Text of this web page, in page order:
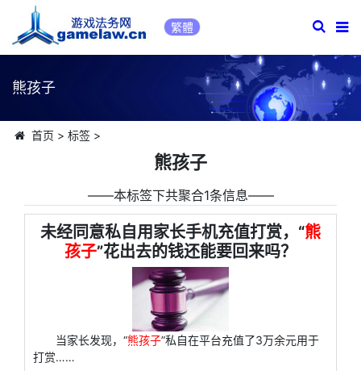
繁體
熊孩子
首页 > 标签>
熊孩子
――本标签下共聚合1条信息――
未经同意私自用家长手机充值打赏，“熊
孩子”花出去的钱还能要回来吗？
当家长发现，“熊孩子”私自在平台充值了3万余元用于
打赏……